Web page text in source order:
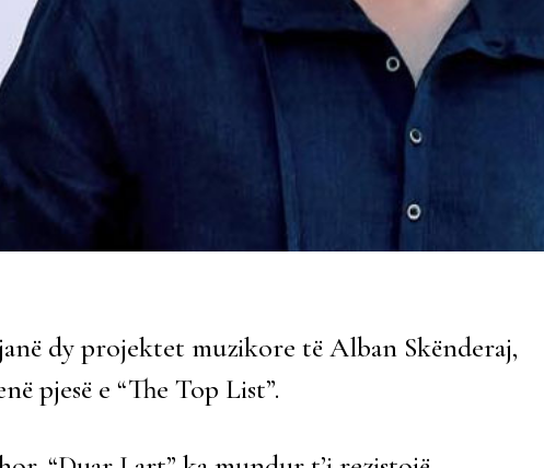
dy projektet muzikore të Alban Skënderaj,
pjesë e “The Top List”.